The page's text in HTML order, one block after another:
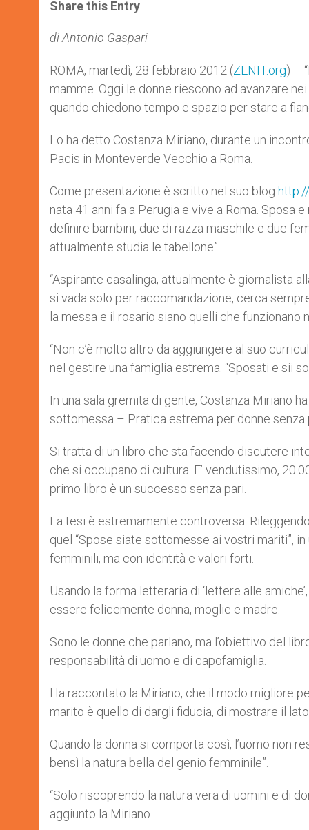
s
p
p
e
g
e
b
o
k
Share this Entry
di Antonio Gaspari
ROMA, martedì, 28 febbraio 2012 (ZENIT.org) –
mamme. Oggi le donne riescono ad avanzare
quando chiedono tempo e spazio per stare a
Lo ha detto Costanza Miriano, durante un
Pacis in Monteverde Vecchio a Roma.
Come presentazione è scritto nel suo blog
nata 41 anni fa a Perugia e vive a Roma.
definire bambini, due di razza maschile e due
attualmente studia le tabellone”.
“Aspirante casalinga, attualmente è giornalista
si vada solo per raccomandazione, cerca
la messa e il rosario siano quelli che funzionano
“Non c’è molto altro da aggiungere al suo
nel gestire una famiglia estrema. “Sposati e sii
In una sala gremita di gente, Costanza Miriano
sottomessa – Pratica estrema per donne senza
Si tratta di un libro che sta facendo discutere
che si occupano di cultura. E’ vendutissimo,
primo libro è un successo senza pari.
La tesi è estremamente controversa.
quel “Spose siate sottomesse ai vostri mariti”,
femminili, ma con identità e valori forti.
Usando la forma letteraria di ‘lettere alle
essere felicemente donna, moglie e madre.
Sono le donne che parlano, ma l’obiettivo del
responsabilità di uomo e di capofamiglia.
Ha raccontato la Miriano, che il modo migliore
marito è quello di dargli fiducia, di mostrare il
Quando la donna si comporta così, l’uomo non
bensì la natura bella del genio femminile”.
“Solo riscoprendo la natura vera di uomini e di
aggiunto la Miriano.